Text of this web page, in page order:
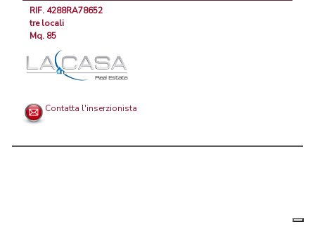
RIF. 4288RA78652
tre locali
Mq. 85
Contatta l'inserzionista